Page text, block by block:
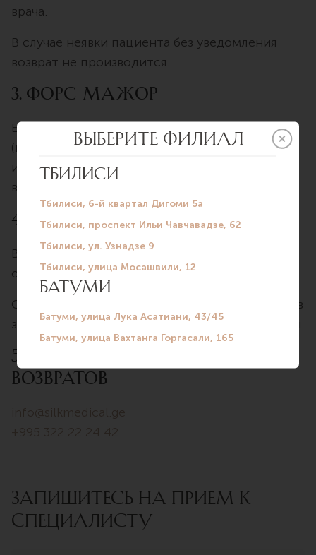
врача.
В случае неявки пациента без уведомления
возврат не производится.
3. Форс-мажор
Если услуга не была оказана по вине клиники
(например, отмена по техническим причинам
или по вине врача) – производится полный
возврат.
4. Сроки возврата
Возврат осуществляется на тот же способ
оплаты, что и исходная транзакция.
Срок зачисления средств: 5–10 рабочих дней, в
зависимости от банка или платёжной системы.
5. Контакты по вопросам
возвратов
ЗАПИШИТЕСЬ НА ПРИЕМ К
СПЕЦИАЛИСТУ